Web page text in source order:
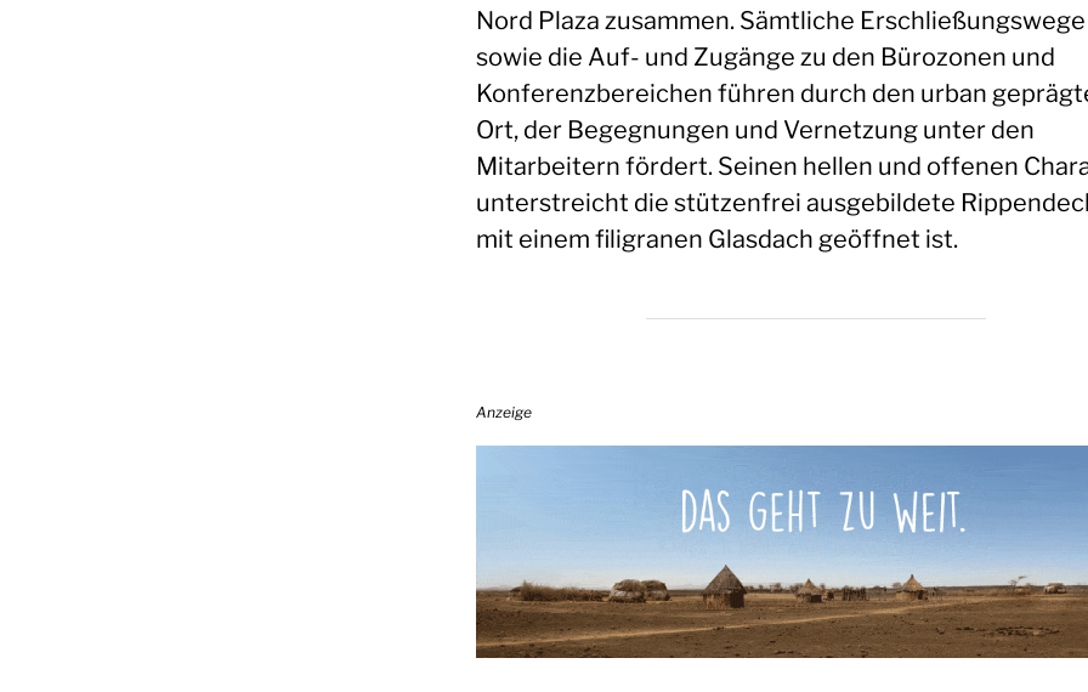
Nord Plaza zusammen. Sämtliche Erschließungswege
sowie die Auf- und Zugänge zu den Bürozonen und
Konferenzbereichen führen durch den urban
Ort, der Begegnungen und Vernetzung unter den
Mitarbeitern fördert. Seinen hellen und offenen
unterstreicht die stützenfrei ausgebildete
mit einem filigranen Glasdach geöffnet ist.
Anzeige